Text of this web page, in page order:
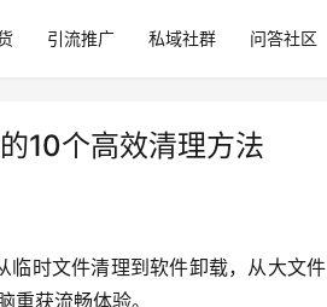
引流推广 私域社群 问答社区
10个高效清理方法
临时文件清理到软件卸载，从大文件
获流畅体验。